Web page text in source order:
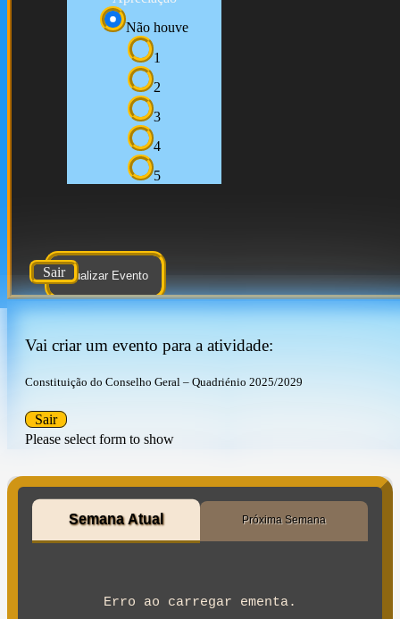
Não houve
1
2
3
4
5
Atualizar Evento
Sair
Vai criar um evento para a atividade:
Constituição do Conselho Geral – Quadriénio 2025/2029
Please select form to show
Sair
Semana Atual Próxima Semana
Erro ao carregar ementa.